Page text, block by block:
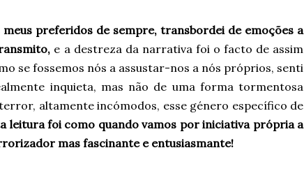
preferidos de sempre, transbordei de emoções a
e a destreza da narrativa foi o facto de assim
se fossemos nós a assustar-nos a nós próprios, senti
inquieta, mas não de uma forma tormentosa
altamente incómodos, esse género específico de
leitura foi como quando vamos por iniciativa própria a
mas fascinante e entusiasmante!